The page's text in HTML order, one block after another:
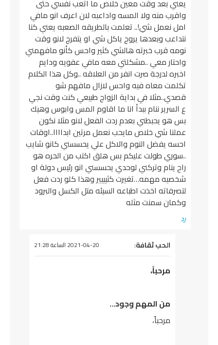
يعني بعد وقت معين خلاص ما اتعب نفسي حتى
واقرب منه ولا المسه واداعبه لان اعرف انو مافي
امل نعمل شي!.. تعلمت بالطريقه الصعبه يعني كنا
نتداعب وبعدها يروح ياكل شي او يتفرج لانو وقت
نومه قرب خبرته هالشي كثير واحس كأنو مافهمني
واحتار معي ..مشكلتي معه مافي عفويه ودايم
اخبره لدرجة صرت انفر من العلاقه ..وكل هذا الكلام
تكلمت معاه فيه واحس لازال مافهم شو
قصدي..مثلا في بداية الزواج طبيعي كنت وقت نجي
ع السرير ننام ببدأ انا ما اقاوم المس وابوس وهيك
بس هو يحبطني بعدم ردت الفعل لانو مثلا نكون
عملنا شي خلاص مايحب نعمل مرتين ابداااا..اوقات
احسه يفضل النوم والاكل علي يحسسني كانو شايب
..سوري طولت عليكم بس هلق اكتب من الحره هو
راح ينام وتركني لوحدي يحسسني انو رئيس دولة او
شخصيه مهمه…تغيرت كثيييير وهذا كلو ردت فعل
لتصرفاته اخذت اطباعه السيئه متل الكسل والبرود
وكمان سمنت مثله
رد
يقول
الحب ثقافة: 2021-04-20 الساعة 21:28
مرحباً،
من المهم وجود…
مرحباً،